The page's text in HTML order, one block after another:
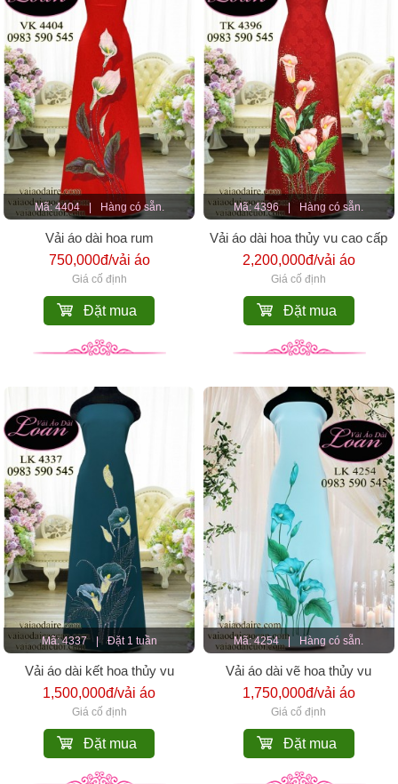
Mã: 4404 | Hàng có sẵn.
Vải áo dài hoa rum
750,000đ/vải áo
Giá cố định
Đặt mua
Mã: 4396 | Hàng có sẵn.
Vải áo dài hoa thủy vu cao cấp
2,200,000đ/vải áo
Giá cố định
Đặt mua
Mã: 4337 | Đặt 1 tuần
Vải áo dài kết hoa thủy vu
1,500,000đ/vải áo
Giá cố định
Đặt mua
Mã: 4254 | Hàng có sẵn.
Vải áo dài vẽ hoa thủy vu
1,750,000đ/vải áo
Giá cố định
Đặt mua